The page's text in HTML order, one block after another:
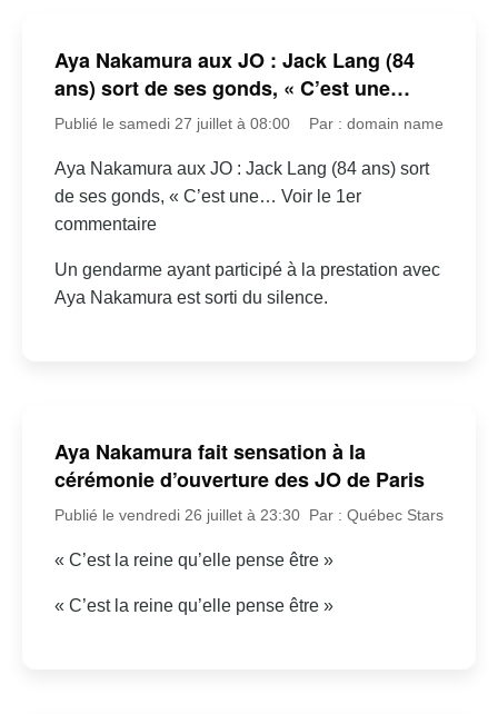
Aya Nakamura aux JO : Jack Lang (84
ans) sort de ses gonds, « C’est une…
Publié le samedi 27 juillet à 08:00 Par : domain name
Aya Nakamura aux JO : Jack Lang (84 ans) sort
de ses gonds, « C’est une… Voir le 1er
commentaire
Un gendarme ayant participé à la prestation avec
Aya Nakamura est sorti du silence.
Aya Nakamura fait sensation à la
cérémonie d’ouverture des JO de Paris
Publié le vendredi 26 juillet à 23:30 Par : Québec Stars
« C’est la reine qu’elle pense être »
« C’est la reine qu’elle pense être »